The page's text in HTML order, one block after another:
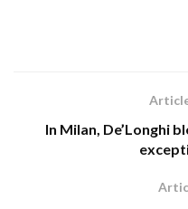
In Milan, De’Longhi